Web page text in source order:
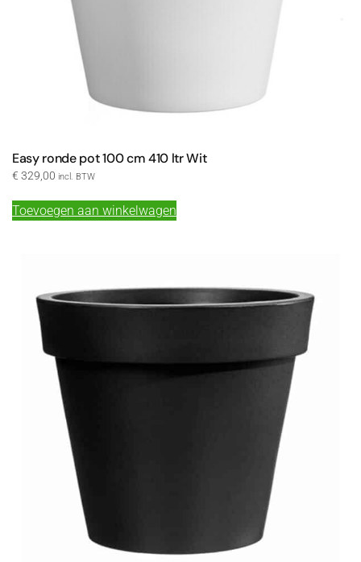
Easy ronde pot 100 cm 410 ltr Wit
€ 329,00 incl. BTW
Toevoegen aan winkelwagen